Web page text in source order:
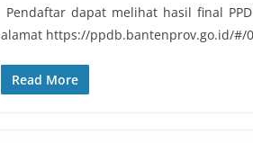
Pendaftar dapat melihat hasil final
alamat https://ppdb.bantenprov.go.id/#/
Read More